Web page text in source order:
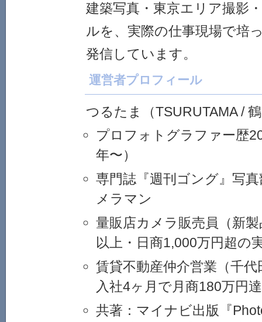
建築写真・東京エリア撮影
ルを、実際の仕事現場で培
発信しています。
運営者プロフィール
つるたま（TSURUTAMA /
プロフォトグラファー歴
年〜）
専門誌『週刊ゴング』写
メラマン
量販店カメラ販売員（新
以上・日商1,000万円超の
賃貸不動産仲介営業（千
入社4ヶ月で月商180万円
共著：マイナビ出版『